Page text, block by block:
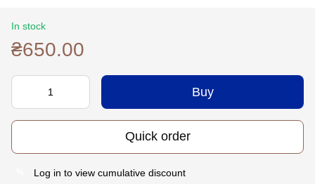
In stock
₴650.00
Buy
Quick order
Log in to view cumulative discount